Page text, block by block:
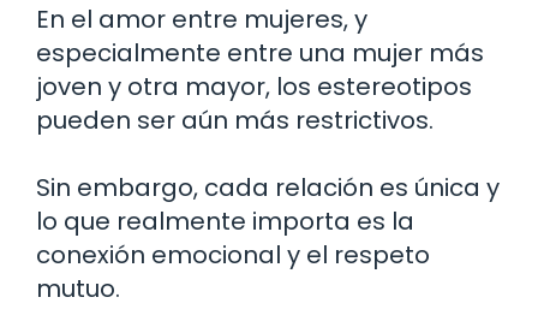
En el amor entre mujeres, y
especialmente entre una mujer más
joven y otra mayor, los estereotipos
pueden ser aún más restrictivos.
Sin embargo, cada relación es única y
lo que realmente importa es la
conexión emocional y el respeto
mutuo.